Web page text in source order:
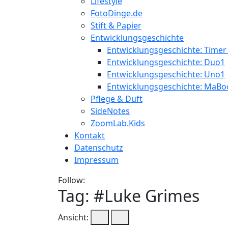
FotoDinge.de
Stift & Papier
Entwicklungsgeschichte
Entwicklungsgeschichte: Timer
Entwicklungsgeschichte: Duo1
Entwicklungsgeschichte: Uno1
Entwicklungsgeschichte:
Pflege & Duft
SideNotes
ZoomLab.Kids
Kontakt
Datenschutz
Impressum
Follow:
Tag: #Luke Grimes
Ansicht: